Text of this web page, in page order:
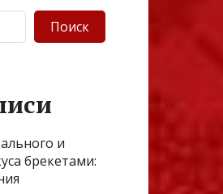
Поиск
и
брекетами: